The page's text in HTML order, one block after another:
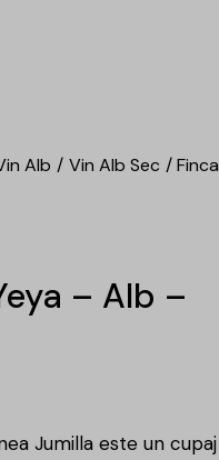
Alb Vin Alb Sec
Finca
– Alb –
Jumilla este un cupaj